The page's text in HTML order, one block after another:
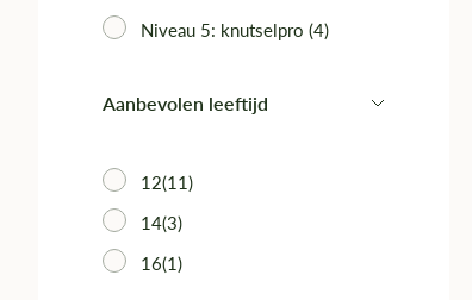
Niveau 5: knutselpro (4)
Aanbevolen leeftijd
12(11)‎
14(3)‎
16(1)‎